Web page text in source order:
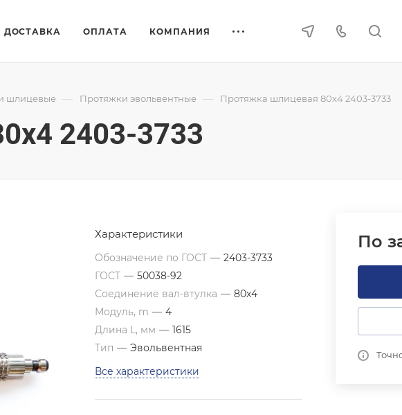
ДОСТАВКА ОПЛАТА КОМПАНИЯ
шлицевые — Протяжки эвольвентные — Протяжка шлицевая 80x4 2403-3733
2403-3733
По
Характеристики
Обозначение по ГОСТ — 2403-3733
ГОСТ — 50038-92
Соединение вал-втулка — 80х4
Модуль, m — 4
Длина L, мм — 1615
Тип — Эвольвентная
Все характеристики